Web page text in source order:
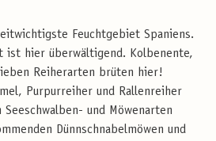
Feuchtgebiet Spaniens.
ist hier überwältigend. Kolbenente,
Reiherarten brüten hier!
Purpurreiher und Rallenreiher
und Möwenarten
Dünnschnabelmöwen und